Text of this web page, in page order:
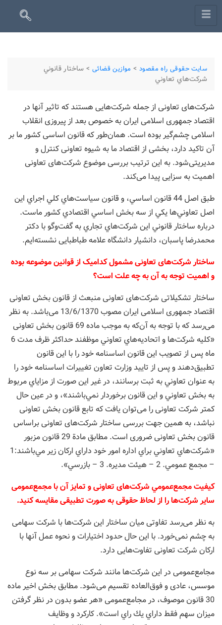
سایت حقوقی راه مقصود > موازین قضائی > ساختار قانوني
شركت‌هاي تعاوني
شرکت‌های تعاونی از جمله شرکت‌هایی هستند که تاثیر آنها در
اقتصاد جمهوری اسلامی ایران به خصوص بعد از پیروزی انقلاب
اسلامی چشم‌گیر بوده است. همان‌طور که قانون اساسی کشور ما بر
آن تاکید دارد، بخشی از اقتصاد ما به شیوه تعاونی کنترل و
مدیریتی‌شود. به این ترتیب بررسی موضوع شرکت‌های تعاونی
اهمیت به سزایی پیدا می‌کند.
طبق اصل 44 قانون اساسي، و قانون سياست‌هاي كلي اجراي اين
اصل تعاوني‌ها يكي از سه بخش اساسي اقتصادي كشور ماست.
درباره ساختار قانوني اين شركت‌هاي تجاري به گفت‌و‌گو با دکتر
محمدرضا پاسبان، دانشیار دانشگاه علامه طباطبایی نشسته‌ايم.
ساختار شرکت‌های تعاونی مشمول کدامیک از قوانین موضوعه بوده
و اهمیت توجه به آن به چه علت است؟
ساختار تشکیلاتی شرکت‌های تعاونی منبعث از قانون بخش تعاونی
اقتصاد جمهوری اسلامی ایران مصوب 13/6/1370 می‌باشد. به نظر
می‌رسد که با توجه به آن‌که به موجب ماده 69 قانون بخش تعاونی
«كليه شركت‌ها و اتحاديه‌هاي تعاوني موظفند حداكثر ظرف مدت 6
ماه پس از تصويب اين قانون اساسنامه خود را با اين قانون
تطبيق‌دهند و پس از تاييد وزارت تعاون تغييرات اساسنامه خود را
به عنوان تعاوني به ثبت برسانند، در غير اين صورت از مزاياي مربوط
به بخش تعاوني و اين ‌قانون برخوردار نمي‌باشند»، و در عین حال
کمتر شرکت تعاونی را می‌توان یافت که تابع قانون بخش تعاونی
نباشد، به همین جهت بررسی ساختار شرکت‌های تعاونی براساس
قانون بخش تعاونی ضروری است. مطابق مادة 29 قانون مزبور
«شركت‌هاي تعاوني براي اداره امور خود داراي اركان زير مي‌باشند:1
– مجمع عمومي. 2 – هيئت مديره. 3 – بازرسي».
کیفیت مجمع‌عمومي شرکت‌های تعاونی و تمایز آن با مجمع‌عمومی
سایر شرکت‌ها را از لحاظ حقوقی به صورت تطبیقی مقایسه کنید.
به نظر می‌رسد تفاوتی میان ساختار این شرکت‌ها با شرکت سهامی
به چشم نمی‌خورد. با این حال حدود اختیارات و نحوه عمل آنها با
ارکان شرکت تعاونی تفاوت‌هایی دارد.
مجامع‌عمومی در این شرکت‌ها مانند شرکت سهامی بر سه نوع
موسس، عادی و فوق‌العاده تقسیم می‌شود. مطابق بخش اخیر ماده
30 قانون موصوف، در مجامع‌عمومی «هر عضو بدون در نظر گرفتن
ميزان سهم فقط داراي يك راي است». کارکرد و وظایف